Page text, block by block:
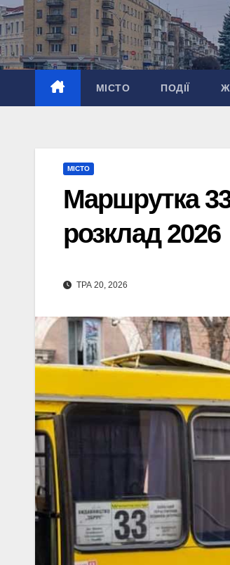
Перейти
до
вмісту
МІСТО ПОДІЇ
МІСТО
Маршрутка
розклад 2026
ТРА 20, 2026